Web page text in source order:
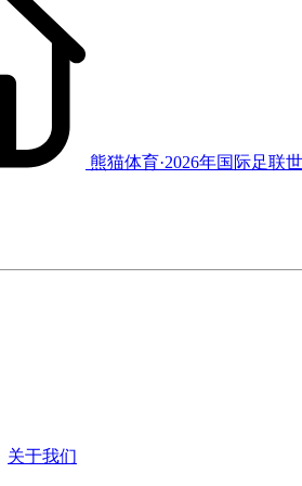
熊猫体育·2026年国际足联
关于我们